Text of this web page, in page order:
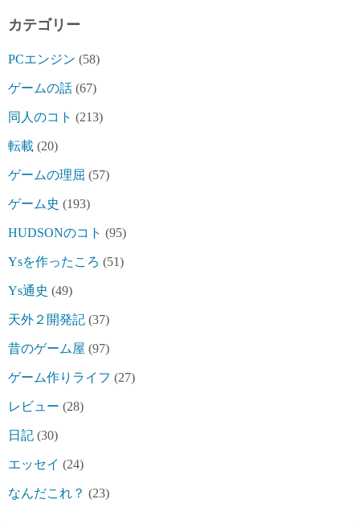
カテゴリー
PCエンジン (58)
ゲームの話 (67)
同人のコト (213)
転載 (20)
ゲームの理屈 (57)
ゲーム史 (193)
HUDSONのコト (95)
Ysを作ったころ (51)
Ys通史 (49)
天外２開発記 (37)
昔のゲーム屋 (97)
ゲーム作りライフ (27)
レビュー (28)
日記 (30)
エッセイ (24)
なんだこれ？ (23)